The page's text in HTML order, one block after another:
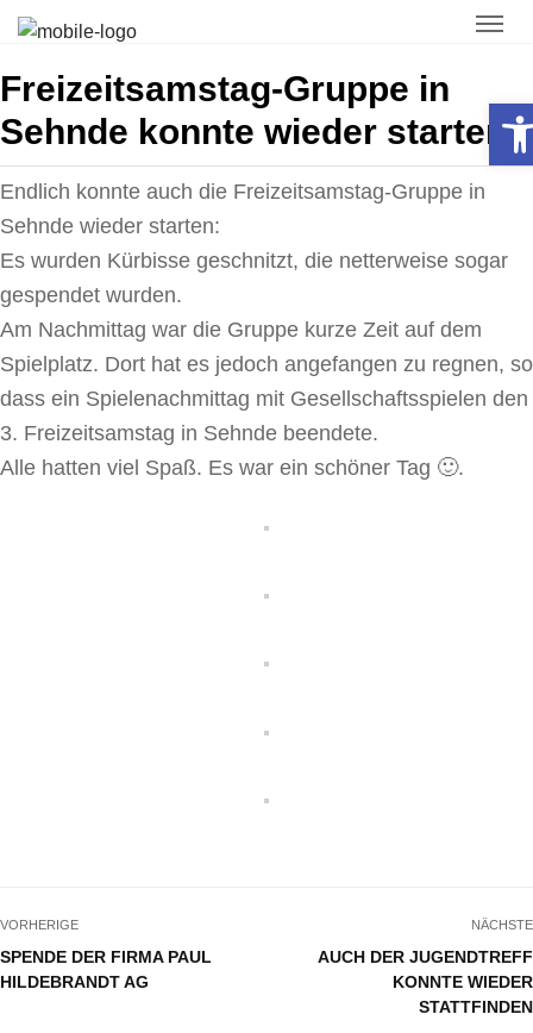
Freizeitsamstag-Gruppe in
Sehnde konnte wieder starten
Endlich konnte auch die Freizeit­samstag-Gruppe in
Sehnde wieder starten:
Es wurden Kürbisse geschnitzt, die netter­weise sogar
gespendet wurden.
Am Nachmittag war die Gruppe kurze Zeit auf dem
Spiel­platz. Dort hat es jedoch angefangen zu regnen, so
dass ein Spiele­nach­mittag mit Gesell­schafts­spielen den
3. Freizeit­samstag in Sehnde beendete.
Alle hatten viel Spaß. Es war ein schöner Tag 🙂.
VORHERIGE
SPENDE DER FIRMA PAUL
HILDEBRANDT AG
NÄCHSTE
AUCH DER JUGENDTREFF
KONNTE WIEDER
STATTFINDEN
Open toolbar